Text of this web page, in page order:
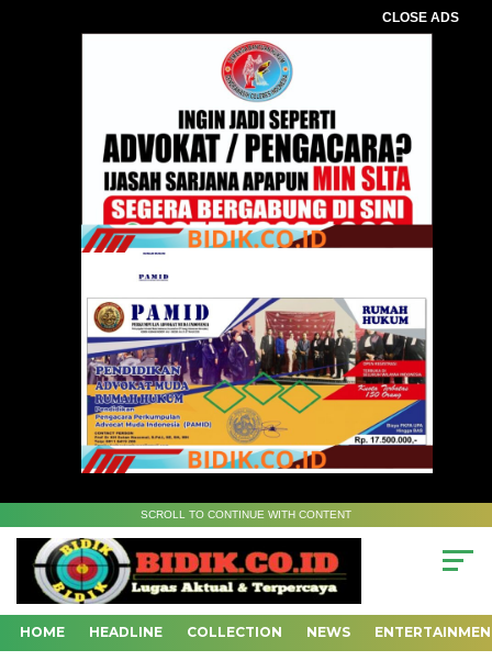
CLOSE ADS
SCROLL TO CONTINUE WITH CONTENT
HOME HEADLINE COLLECTION NEWS